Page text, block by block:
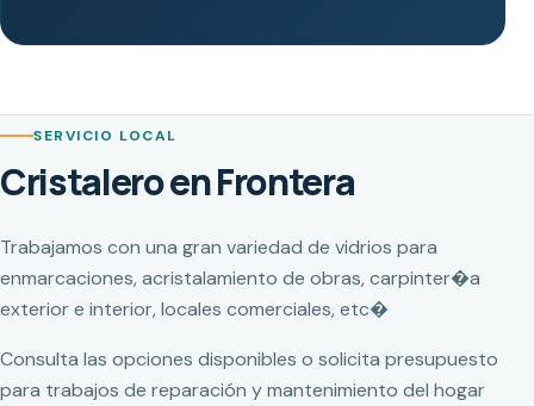
SERVICIO LOCAL
Cristalero en Frontera
Trabajamos con una gran variedad de vidrios para
enmarcaciones, acristalamiento de obras, carpinter�a
exterior e interior, locales comerciales, etc�
Consulta las opciones disponibles o solicita presupuesto
para trabajos de reparación y mantenimiento del hogar